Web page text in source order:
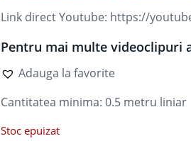
Link direct Youtube: https://
Pentru mai multe videoclipuri
Adauga la favorite
Cantitatea minima: 0.5 metru liniar
Stoc epuizat